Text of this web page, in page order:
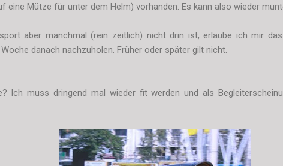
eine Mütze für unter dem Helm) vorhanden. Es kann also wieder
aber manchmal (rein zeitlich) nicht drin ist, erlaube ich mir
danach nachzuholen. Früher oder später gilt nicht.
Ich muss dringend mal wieder fit werden und als